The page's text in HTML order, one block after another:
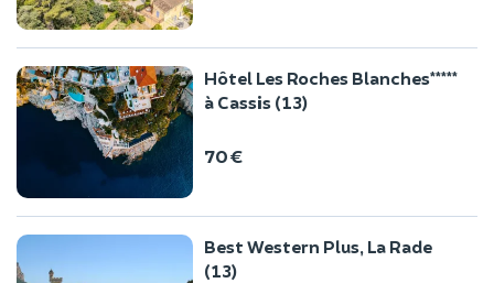
Hôtel Les Roches Blanches*****
à Cassis (13)
70 €
Best Western Plus, La Rade
(13)